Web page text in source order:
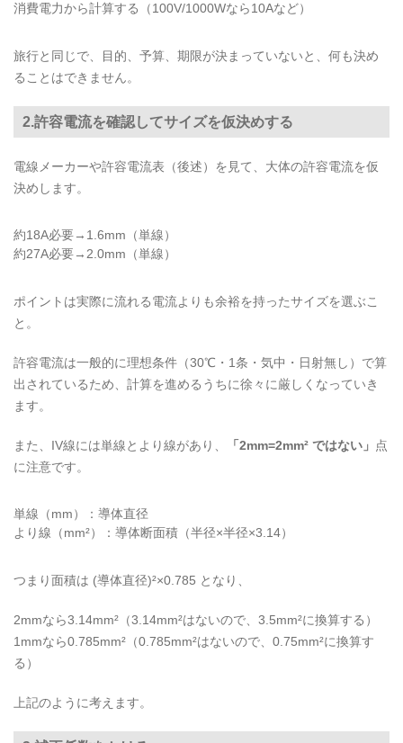
消費電力から計算する（100V/1000Wなら10Aなど）
旅行と同じで、目的、予算、期限が決まっていないと、何も決め
ることはできません。
2.許容電流を確認してサイズを仮決めする
電線メーカーや許容電流表（後述）を見て、大体の許容電流を仮
決めします。
約18A必要→1.6mm（単線）
約27A必要→2.0mm（単線）
ポイントは実際に流れる電流よりも余裕を持ったサイズを選ぶこ
と。
許容電流は一般的に理想条件（30℃・1条・気中・日射無し）で算
出されているため、計算を進めるうちに徐々に厳しくなっていき
ます。
また、IV線には単線とより線があり、 「2mm=2mm² ではない」 点
に注意です。
単線（mm）：導体直径
より線（mm²）：導体断面積（半径×半径×3.14）
つまり面積は (導体直径)²×0.785 となり、
2mmなら3.14mm²（3.14mm²はないので、3.5mm²に換算する）
1mmなら0.785mm²（0.785mm²はないので、0.75mm²に換算す
る）
上記のように考えます。